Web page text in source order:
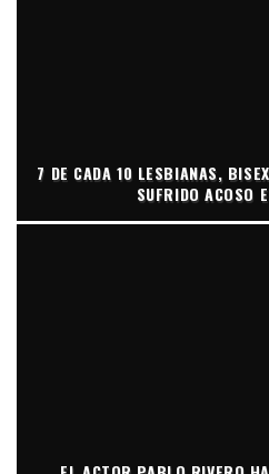
7 DE CADA 10 LESBIANAS,
SUFRIDO ACOSO